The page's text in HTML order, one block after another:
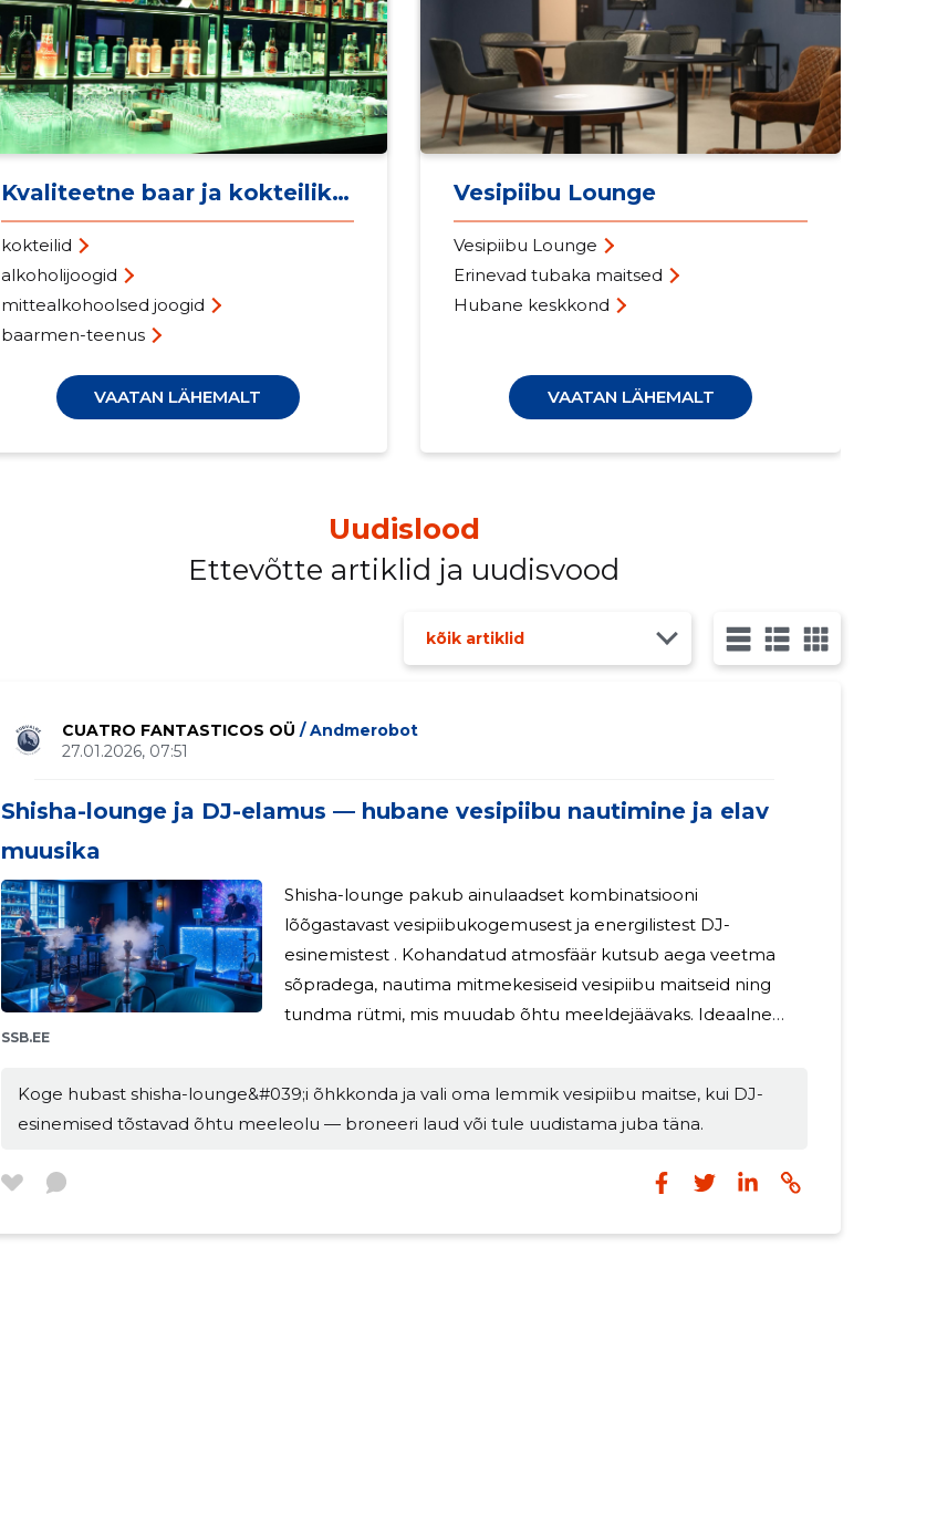
Kvaliteetne baar ja kokteilikogemus
kokteilid
alkoholijoogid
mittealkohoolsed joogid
baarmen-teenus
VAATAN LÄHEMALT
Vesipiibu Lounge
Vesipiibu Lounge
Erinevad tubaka maitsed
Hubane keskkond
VAATAN LÄHEMALT
Uudislood
Ettevõtte artiklid ja uudisvood
kõik artiklid
CUATRO FANTASTICOS OÜ / Andmerobot
27.01.2026, 07:51
Shisha-lounge ja DJ-elamus — hubane vesipiibu nautimine ja elav
muusika
SSB.EE
Shisha-lounge pakub ainulaadset kombinatsiooni
lõõgastavast vesipiibukogemusest ja energilistest DJ-
esinemistest . Kohandatud atmosfäär kutsub aega veetma
sõpradega, nautima mitmekesiseid vesipiibu maitseid ning
tundma rütmi, mis muudab õhtu meeldejäävaks. Ideaalne
See on koht inimestele, kes hindavad kvaliteetset
sotsialiseerimist, maitseküllast naudingut ja head muusikat.
korraldajatele, kes soovivad: proovida laia valikut
Koge hubast shisha-lounge&#039;i õhkkonda ja vali oma lemmik vesipiibu maitse, kui DJ-
esinemised tõstavad õhtu meeleolu — broneeri laud või tule uudistama juba täna.